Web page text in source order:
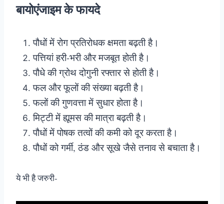
बायोएंजाइम के फायदे
पौधों में रोग प्रतिरोधक क्षमता बढ़ती है।
पत्तियां हरी-भरी और मजबूत होती है।
पौधे की ग्रोथ दोगुनी रफ्तार से होती है।
फल और फूलों की संख्या बढ़ती है।
फलों की गुणवत्ता में सुधार होता है।
मिट्टी में ह्यूमस की मात्रा बढ़ती है।
पौधों में पोषक तत्वों की कमी को दूर करता है।
पौधों को गर्मी, ठंड और सूखे जैसे तनाव से बचाता है।
ये भी है जरुरी-